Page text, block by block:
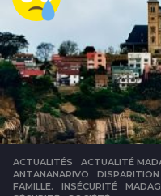
n
e
s
ACTUALITÉS ACTUALITÉ
ANTANANARIVO
,DISPARITION
FAMILLE.
,INSÉCURITÉ ,